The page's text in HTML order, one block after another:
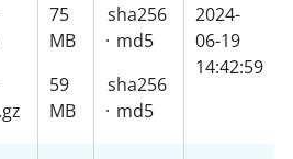
75
MB
59
MB
sha256
· md5
sha256
· md5
2024-
06-19
14:42:59